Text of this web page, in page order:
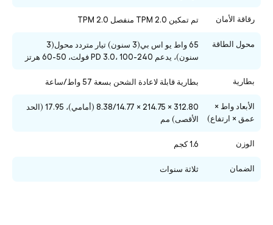
رقاقة الأمان تم تمكين TPM 2.0 منفصل TPM 2.0
محول الطاقة
65 واط يو اس بي(3 سنون) تيار متردد محول(3
سنون)، يدعم PD 3.0، 100-240 فولت، 50-60 هرتز
بطارية بطارية قابلة لاعادة الشحن بسعة 57 واط/ساعة
الأبعاد واط ×
عمق × ارتفاع)
312.80 × 214.75 × 8.38/14.77 (أمامي)، 17.95 (الحد
الأقصى) مم
الوزن 1.6 كجم
الضمان ثلاثة سنوات